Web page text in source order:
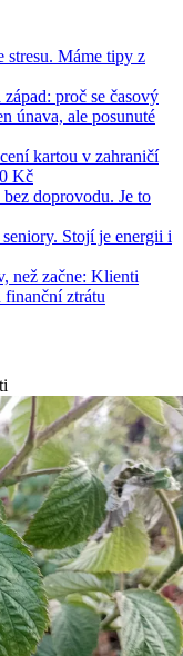
stresu. Máme tipy z
proč se časový
únava, ale posunuté
kartou v zahraničí
Kč
doprovodu. Je to
Stojí je energii i
než začne: Klienti
ztrátu